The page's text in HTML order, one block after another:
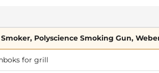
Polyscience Smoking Gun,
for grill